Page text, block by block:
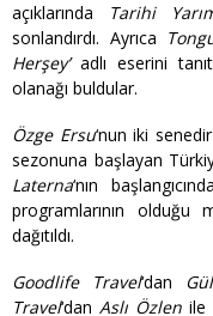
açıklarında
Tarihi
sonlandırdı. Ayrıca
Herşey’adlı eserini
olanağı buldular.
Özge Ersu‘nun iki
sezonuna başlayan
Laterna‘nın
programlarının olduğu
dağıtıldı.
Goodlife Travel‘dan
Travel‘dan Aslı Özlen ile